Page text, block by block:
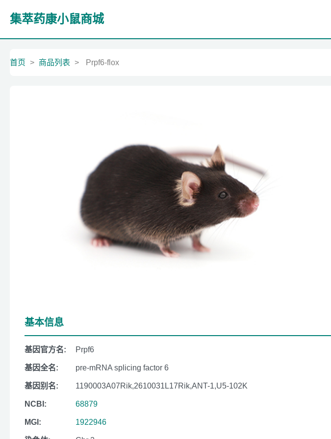
集萃药康小鼠商城
首页 > 商品列表 > Prpf6-flox
基本信息
基因官方名: Prpf6
基因全名: pre-mRNA splicing factor 6
基因别名: 1190003A07Rik,2610031L17Rik,ANT-1,U5-102K
NCBI: 68879
MGI: 1922946